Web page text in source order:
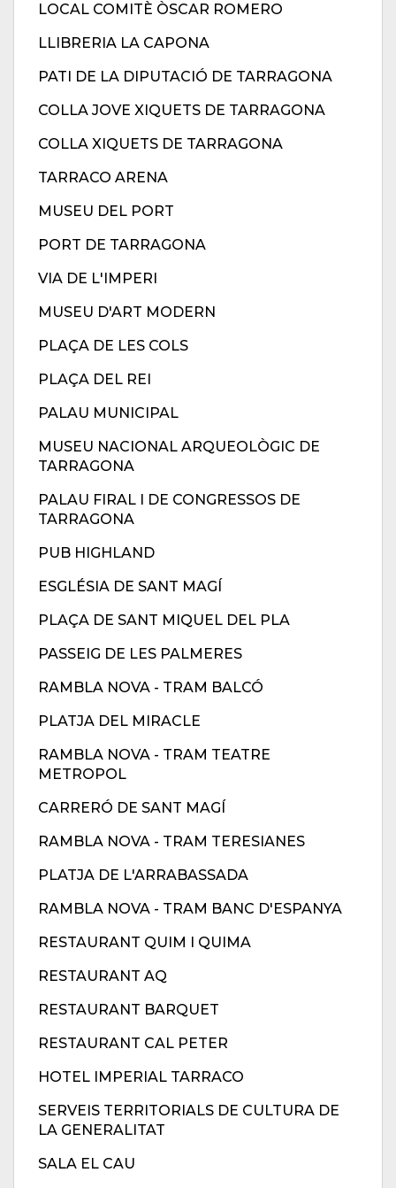
LOCAL COMITÈ ÒSCAR ROMERO
LLIBRERIA LA CAPONA
PATI DE LA DIPUTACIÓ DE TARRAGONA
COLLA JOVE XIQUETS DE TARRAGONA
COLLA XIQUETS DE TARRAGONA
TARRACO ARENA
MUSEU DEL PORT
PORT DE TARRAGONA
VIA DE L'IMPERI
MUSEU D'ART MODERN
PLAÇA DE LES COLS
PLAÇA DEL REI
PALAU MUNICIPAL
MUSEU NACIONAL ARQUEOLÒGIC DE
TARRAGONA
PALAU FIRAL I DE CONGRESSOS DE
TARRAGONA
PUB HIGHLAND
ESGLÉSIA DE SANT MAGÍ
PLAÇA DE SANT MIQUEL DEL PLA
PASSEIG DE LES PALMERES
RAMBLA NOVA - TRAM BALCÓ
PLATJA DEL MIRACLE
RAMBLA NOVA - TRAM TEATRE
METROPOL
CARRERÓ DE SANT MAGÍ
RAMBLA NOVA - TRAM TERESIANES
PLATJA DE L'ARRABASSADA
RAMBLA NOVA - TRAM BANC D'ESPANYA
RESTAURANT QUIM I QUIMA
RESTAURANT AQ
RESTAURANT BARQUET
RESTAURANT CAL PETER
HOTEL IMPERIAL TARRACO
SERVEIS TERRITORIALS DE CULTURA DE
LA GENERALITAT
SALA EL CAU